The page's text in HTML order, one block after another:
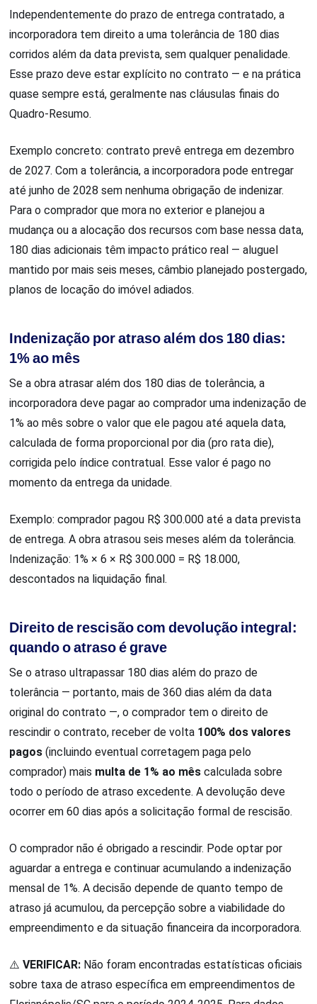
Independentemente do prazo de entrega contratado, a
incorporadora tem direito a uma tolerância de 180 dias
corridos além da data prevista, sem qualquer penalidade.
Esse prazo deve estar explícito no contrato — e na prática
quase sempre está, geralmente nas cláusulas finais do
Quadro-Resumo.
Exemplo concreto: contrato prevê entrega em dezembro
de 2027. Com a tolerância, a incorporadora pode entregar
até junho de 2028 sem nenhuma obrigação de indenizar.
Para o comprador que mora no exterior e planejou a
mudança ou a alocação dos recursos com base nessa data,
180 dias adicionais têm impacto prático real — aluguel
mantido por mais seis meses, câmbio planejado postergado,
planos de locação do imóvel adiados.
Indenização por atraso além dos 180 dias:
1% ao mês
Se a obra atrasar além dos 180 dias de tolerância, a
incorporadora deve pagar ao comprador uma indenização de
1% ao mês sobre o valor que ele pagou até aquela data,
calculada de forma proporcional por dia (pro rata die),
corrigida pelo índice contratual. Esse valor é pago no
momento da entrega da unidade.
Exemplo: comprador pagou R$ 300.000 até a data prevista
de entrega. A obra atrasou seis meses além da tolerância.
Indenização: 1% × 6 × R$ 300.000 = R$ 18.000,
descontados na liquidação final.
Direito de rescisão com devolução integral:
quando o atraso é grave
Se o atraso ultrapassar 180 dias além do prazo de
tolerância — portanto, mais de 360 dias além da data
original do contrato —, o comprador tem o direito de
rescindir o contrato, receber de volta 100% dos valores
pagos (incluindo eventual corretagem paga pelo
comprador) mais multa de 1% ao mês calculada sobre
todo o período de atraso excedente. A devolução deve
ocorrer em 60 dias após a solicitação formal de rescisão.
O comprador não é obrigado a rescindir. Pode optar por
aguardar a entrega e continuar acumulando a indenização
mensal de 1%. A decisão depende de quanto tempo de
atraso já acumulou, da percepção sobre a viabilidade do
empreendimento e da situação financeira da incorporadora.
⚠️VERIFICAR: Não foram encontradas estatísticas oficiais
sobre taxa de atraso específica em empreendimentos de